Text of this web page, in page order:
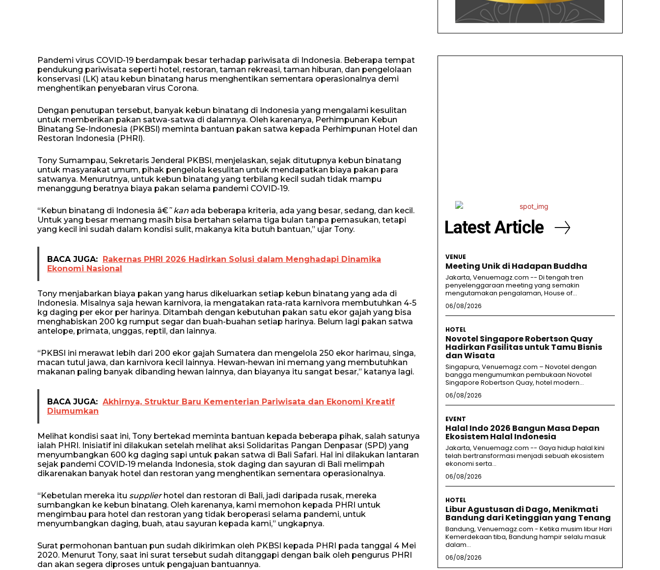
Pandemi virus COVID-19 berdampak besar terhadap pariwisata di Indonesia. Beberapa tempat
pendukung pariwisata seperti hotel, restoran, taman rekreasi, taman hiburan, dan pengelolaan
konservasi (LK) atau kebun binatang harus menghentikan sementara operasionalnya demi
menghentikan penyebaran virus Corona.
Dengan penutupan tersebut, banyak kebun binatang di Indonesia yang mengalami kesulitan
untuk memberikan pakan satwa-satwa di dalamnya. Oleh karenanya, Perhimpunan Kebun
Binatang Se-Indonesia (PKBSI) meminta bantuan pakan satwa kepada Perhimpunan Hotel dan
Restoran Indonesia (PHRI).
Tony Sumampau, Sekretaris Jenderal PKBSI, menjelaskan, sejak ditutupnya kebun binatang
untuk masyarakat umum, pihak pengelola kesulitan untuk mendapatkan biaya pakan para
satwanya. Menurutnya, untuk kebun binatang yang terbilang kecil sudah tidak mampu
menanggung beratnya biaya pakan selama pandemi COVID-19.
“Kebun binatang di Indonesia â€˜kan ada beberapa kriteria, ada yang besar, sedang, dan kecil.
Untuk yang besar memang masih bisa bertahan selama tiga bulan tanpa pemasukan, tetapi
yang kecil ini sudah dalam kondisi sulit, makanya kita butuh bantuan,” ujar Tony.
BACA JUGA:
Rakernas PHRI 2026 Hadirkan Solusi dalam Menghadapi Dinamika
Ekonomi Nasional
Tony menjabarkan biaya pakan yang harus dikeluarkan setiap kebun binatang yang ada di
Indonesia. Misalnya saja hewan karnivora, ia mengatakan rata-rata karnivora membutuhkan 4-5
kg daging per ekor per harinya. Ditambah dengan kebutuhan pakan satu ekor gajah yang bisa
menghabiskan 200 kg rumput segar dan buah-buahan setiap harinya. Belum lagi pakan satwa
antelope, primata, unggas, reptil, dan lainnya.
“PKBSI ini merawat lebih dari 200 ekor gajah Sumatera dan mengelola 250 ekor harimau, singa,
macan tutul jawa, dan karnivora kecil lainnya. Hewan-hewan ini memang yang membutuhkan
makanan paling banyak dibanding hewan lainnya, dan biayanya itu sangat besar,” katanya lagi.
BACA JUGA: Akhirnya, Struktur Baru Kementerian Pariwisata dan Ekonomi Kreatif
Diumumkan
Melihat kondisi saat ini, Tony bertekad meminta bantuan kepada beberapa pihak, salah satunya
ialah PHRI. Inisiatif ini dilakukan setelah melihat aksi Solidaritas Pangan Denpasar (SPD) yang
menyumbangkan 600 kg daging sapi untuk pakan satwa di Bali Safari. Hal ini dilakukan lantaran
sejak pandemi COVID-19 melanda Indonesia, stok daging dan sayuran di Bali melimpah
dikarenakan banyak hotel dan restoran yang menghentikan sementara operasionalnya.
“Kebetulan mereka itu supplierhotel dan restoran di Bali, jadi daripada rusak, mereka
sumbangkan ke kebun binatang. Oleh karenanya, kami memohon kepada PHRI untuk
mengimbau para hotel dan restoran yang tidak beroperasi selama pandemi, untuk
menyumbangkan daging, buah, atau sayuran kepada kami,” ungkapnya.
Surat permohonan bantuan pun sudah dikirimkan oleh PKBSI kepada PHRI pada tanggal 4 Mei
2020. Menurut Tony, saat ini surat tersebut sudah ditanggapi dengan baik oleh pengurus PHRI
dan akan segera diproses untuk pengajuan bantuannya.
Latest Article
VENUE
Meeting Unik di Hadapan Buddha
Jakarta, Venuemagz.com -- Di tengah tren
penyelenggaraan meeting yang semakin
mengutamakan pengalaman, House of...
06/08/2026
HOTEL
Novotel Singapore Robertson Quay
Hadirkan Fasilitas untuk Tamu Bisnis
dan Wisata
Singapura, Venuemagz.com – Novotel dengan
bangga mengumumkan pembukaan Novotel
Singapore Robertson Quay, hotel modern...
06/08/2026
EVENT
Halal Indo 2026 Bangun Masa Depan
Ekosistem Halal Indonesia
Jakarta, Venuemagz.com -- Gaya hidup halal kini
telah bertransformasi menjadi sebuah ekosistem
ekonomi serta...
06/08/2026
HOTEL
Libur Agustusan di Dago, Menikmati
Bandung dari Ketinggian yang Tenang
Bandung, Venuemagz.com - Ketika musim libur Hari
Kemerdekaan tiba, Bandung hampir selalu masuk
dalam...
06/08/2026